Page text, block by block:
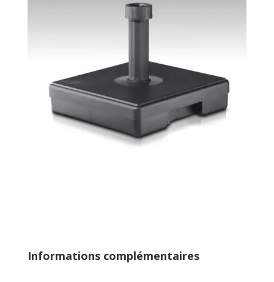
Informations complémentaires